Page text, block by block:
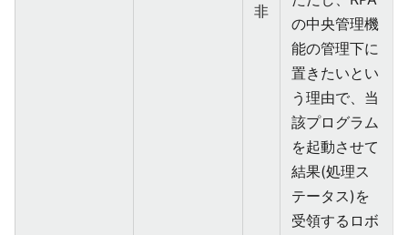
非
の中央管理機
能の管理下に
置きたいとい
う理由で、当
該プログラム
を起動させて
結果(処理ス
テータス)を
受領するロボ